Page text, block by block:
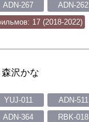
ADN-267 ADN-262
17 (2018-2022)
森沢かな
YUJ-011 ADN-511
ADN-364 RBK-018